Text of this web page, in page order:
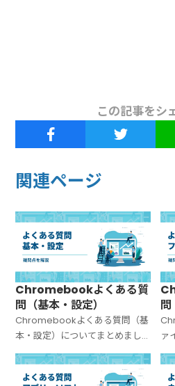
この記事をシ
関連ページ
Chromebookよくある質
問（基本・設定）
Chromebookよくある質問（基
本・設定）についてまとめまし
た。
問
ァ
と